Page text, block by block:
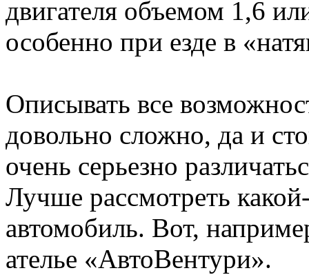
двигателя объемом 1,6
особенно при езде в
Описывать все
довольно сложно, да и
очень серьезно
Лучше рассмотреть
автомобиль. Вот,
ателье «АвтоВентури».